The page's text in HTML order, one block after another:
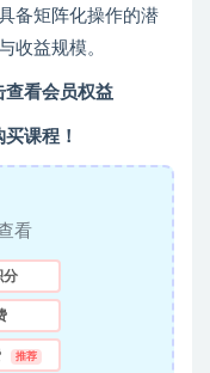
备矩阵化操作的潜
收益规模。
查看会员权益
课程！
看
分
推荐